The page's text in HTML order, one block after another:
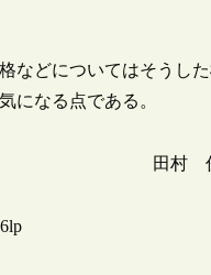
どについてはそうした
になる点である。
田村